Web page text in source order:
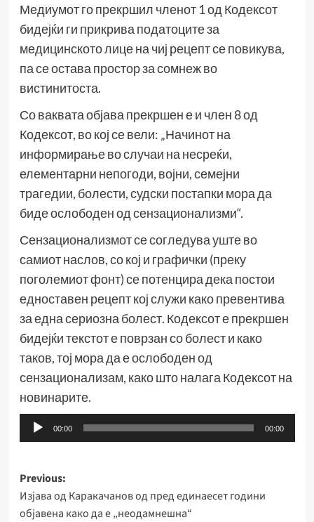
Медиумот го прекршил членот 1 од Кодексот
бидејќи ги прикрива податоците за
медицинското лице на чиј рецепт се повикува,
па се остава простор за сомнеж во
вистинитоста.
Со ваквата објава прекршен е и член 8 од
Кодексот, во кој се вели: „Начинот на
информирање во случаи на несреќи,
елементарни непогоди, војни, семејни
трагедии, болести, судски постапки мора да
биде ослободен од сензационализми“.
Сензационализмот се согледува уште во
самиот наслов, со кој и графички (преку
поголемиот фонт) се потенцира дека постои
едноставен рецепт кој служи како превентива
за една сериозна болест. Кодексот е прекршен
бидејќи текстот е поврзан со болест и како
таков, тој мора да е ослободен од
сензационализам, како што налага Кодексот на
новинарите.
Аудио
плејер
00:00 00:00
Post
navigation
Previous:
Изјава од Каракачанов од пред единаесет години
објавена како да е „неодамнешна“